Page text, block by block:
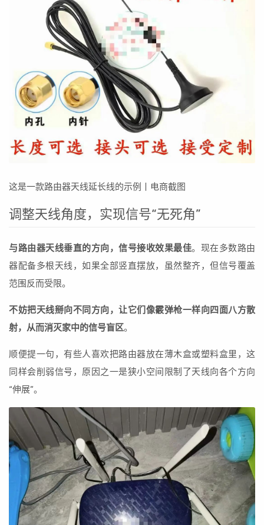
这是一款路由器天线延长线的示例丨电商截图
调整天线角度，实现信号“无死角”
与路由器天线垂直的方向，信号接收效果最佳。现在多数路由
器配备多根天线，如果全部竖直摆放，虽然整齐，但信号覆盖
范围反而受限。
不妨把天线掰向不同方向，让它们像霰弹枪一样向四面八方散
射，从而消灭家中的信号盲区。
顺便提一句，有些人喜欢把路由器放在薄木盒或塑料盒里，这
同样会削弱信号，原因之一是狭小空间限制了天线向各个方向
“伸展”。